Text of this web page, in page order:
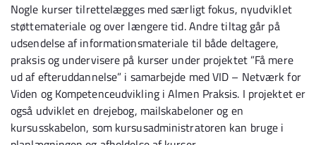
Nogle kurser tilrettelægges med særligt fokus, nyudviklet
støttemateriale og over længere tid. Andre tiltag går på
udsendelse af informationsmateriale til både deltagere,
praksis og undervisere på kurser under projektet ”Få mere
ud af efteruddannelse” i samarbejde med VID – Netværk for
Viden og Kompetenceudvikling i Almen Praksis. I projektet er
også udviklet en drejebog, mailskabeloner og en
kursusskabelon, som kursusadministratoren kan bruge i